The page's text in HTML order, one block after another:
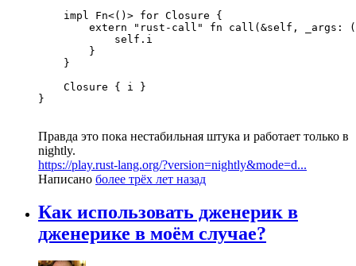
    impl Fn<()> for Closure {
extern "rust-call" fn call(&self, _args:
            self.i
        }
    }
    Closure { i }
}
Правда это пока нестабильная штука и работает только в
nightly.
https://play.rust-lang.org/?version=nightly&mode=d...
Написано более трёх лет назад
Как использовать дженерик в
дженерике в моём случае?